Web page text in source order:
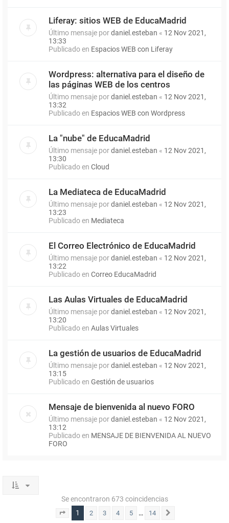
Liferay: sitios WEB de EducaMadrid
Último mensaje pordaniel.esteban « 12 Nov 2021,
13:33
Publicado en Espacios WEB con Liferay
Wordpress: alternativa para el diseño de
las páginas WEB de los centros
Último mensaje pordaniel.esteban « 12 Nov 2021,
13:32
Publicado en Espacios WEB con Wordpress
La "nube" de EducaMadrid
Último mensaje pordaniel.esteban « 12 Nov 2021,
13:30
Publicado en Cloud
La Mediateca de EducaMadrid
Último mensaje pordaniel.esteban « 12 Nov 2021,
13:23
Publicado en Mediateca
El Correo Electrónico de EducaMadrid
Último mensaje pordaniel.esteban « 12 Nov 2021,
13:22
Publicado en Correo EducaMadrid
Las Aulas Virtuales de EducaMadrid
Último mensaje pordaniel.esteban « 12 Nov 2021,
13:20
Publicado en Aulas Virtuales
La gestión de usuarios de EducaMadrid
Último mensaje pordaniel.esteban « 12 Nov 2021,
13:15
Publicado en Gestión de usuarios
Mensaje de bienvenida al nuevo FORO
Último mensaje pordaniel.esteban « 12 Nov 2021,
13:12
Publicado en MENSAJE DE BIENVENIDA AL NUEVO
FORO
Se encontraron 673 coincidencias
Página 1de 14
1 2 3 4 5 … 14